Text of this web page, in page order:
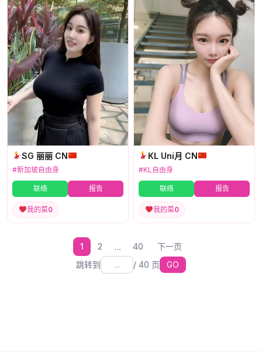
SG 丽丽 CN
#新加坡自由身
联络 报告
我的菜0
KL Uni月 CN
#KL自由身
联络 报告
我的菜0
1 2 ... 40
下一页
跳转到
/ 40 页 GO